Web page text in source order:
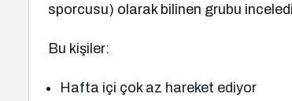
sporcusu) olarak bilinen grubu
Bu kişiler:
Hafta içi çok az hareket ediyor